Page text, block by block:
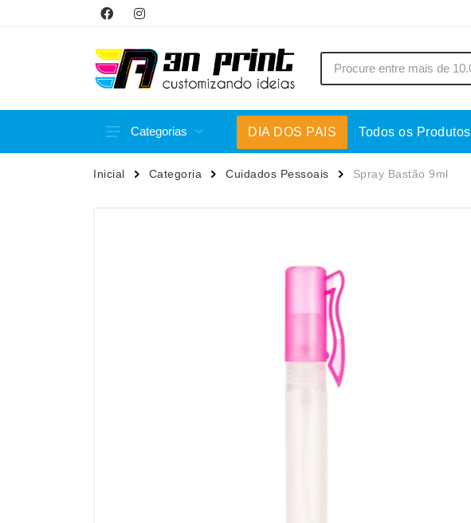
Categorias
Acessórios p/ Celular
Canecas
Chapéus
Chaveiros
Conjuntos Executivos
Cooler
DIA DOS PAIS Todos os Produtos
Inicial Categoria Cuidados Pessoais Spray Bastão 9ml